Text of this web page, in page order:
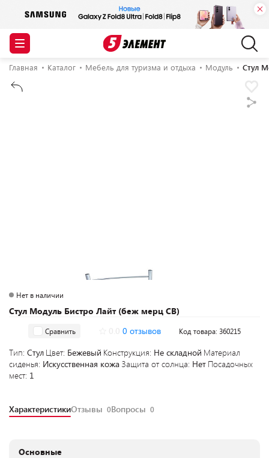
Главная Каталог Мебель для туризма и отдыха Модуль Стул
Стул Модуль Бистро Лайт (беж мерц СВ)
Нет в наличии
Сравнить 0 отзывов Код товара: 360215
Тип: Стул Цвет: Бежевый Конструкция: Не складной Материал
сиденья: Искусственная кожа Защита от солнца: Нет Посадочных
мест: 1
ХарактеристикиОтзывы 0Вопросы 0
Основные